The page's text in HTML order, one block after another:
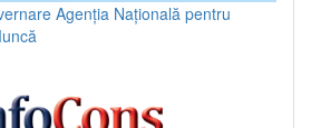
Agenția Națională pentru